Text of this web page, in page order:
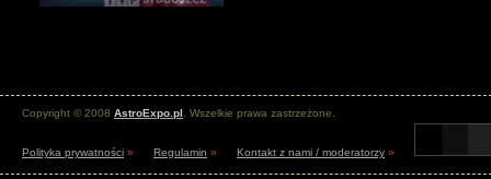
Copyright © 2008 AstroExpo.pl . Wszelkie prawa zastrzeżone.
Polityka prywatności » Regulamin » Kontakt z nami / moderatorzy »